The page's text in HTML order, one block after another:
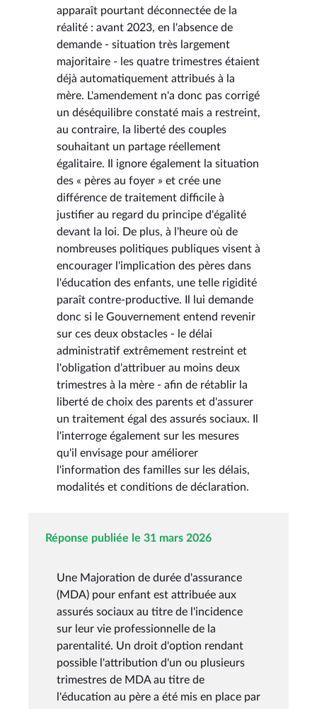
apparaît pourtant déconnectée de la
réalité : avant 2023, en l'absence de
demande - situation très largement
majoritaire - les quatre trimestres étaient
déjà automatiquement attribués à la
mère. L'amendement n'a donc pas corrigé
un déséquilibre constaté mais a restreint,
au contraire, la liberté des couples
souhaitant un partage réellement
égalitaire. Il ignore également la situation
des « pères au foyer » et crée une
différence de traitement difficile à
justifier au regard du principe d'égalité
devant la loi. De plus, à l'heure où de
nombreuses politiques publiques visent à
encourager l'implication des pères dans
l'éducation des enfants, une telle rigidité
paraît contre-productive. Il lui demande
donc si le Gouvernement entend revenir
sur ces deux obstacles - le délai
administratif extrêmement restreint et
l'obligation d'attribuer au moins deux
trimestres à la mère - afin de rétablir la
liberté de choix des parents et d'assurer
un traitement égal des assurés sociaux. Il
l'interroge également sur les mesures
qu'il envisage pour améliorer
l'information des familles sur les délais,
modalités et conditions de déclaration.
Réponse publiée le 31 mars 2026
Une Majoration de durée d'assurance
(MDA) pour enfant est attribuée aux
assurés sociaux au titre de l'incidence
sur leur vie professionnelle de la
parentalité. Un droit d'option rendant
possible l'attribution d'un ou plusieurs
trimestres de MDA au titre de
l'éducation au père a été mis en place par